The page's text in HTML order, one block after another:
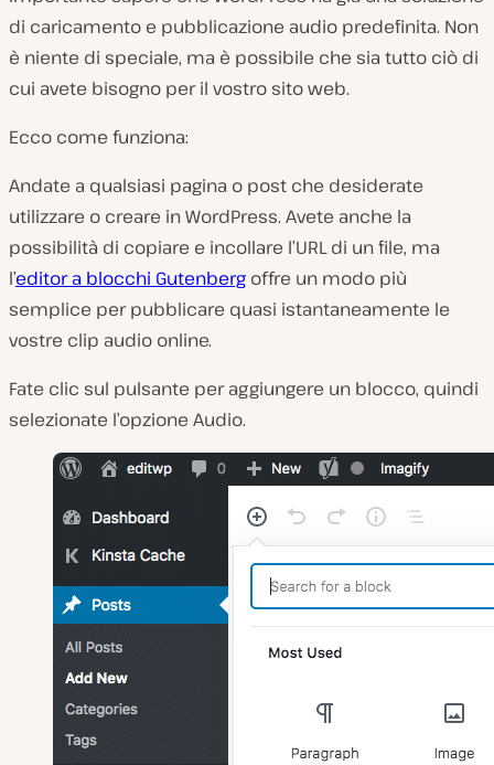
di caricamento e pubblicazione audio predefinita. Non
è niente di speciale, ma è possibile che sia tutto ciò di
cui avete bisogno per il vostro sito web.
Ecco come funziona:
Andate a qualsiasi pagina o post che desiderate
utilizzare o creare in WordPress. Avete anche la
possibilità di copiare e incollare l’URL di un file, ma
l’editor a blocchi Gutenberg offre un modo più
semplice per pubblicare quasi istantaneamente le
vostre clip audio online.
Fate clic sul pulsante per aggiungere un blocco, quindi
selezionate l’opzione Audio.